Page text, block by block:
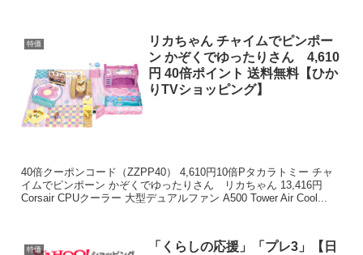
特価
リカちゃん チャイムでピンポー
ン かぞくでゆったりさん 4,610
円 40倍ポイント 送料無料【ひか
りTVショッピング】
40倍クーポンコード（ZZPP40） 4,610円10倍Pタカラトミー チャ
イムでピンポーン かぞくでゆったりさん リカちゃん 13,416円
Corsair CPUクーラー 大型デュアルファン A500 Tower Air Cool...
特価
「くらしの応援」「プレ3」【日